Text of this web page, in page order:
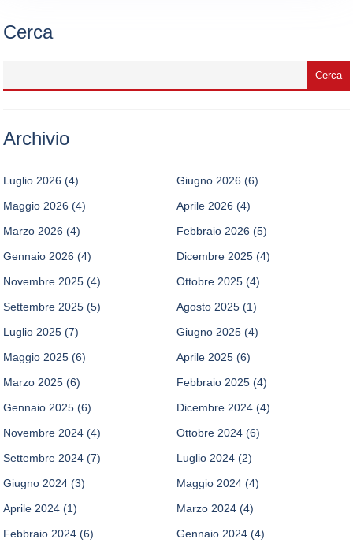
Cerca
Archivio
Luglio 2026 (4) Giugno 2026 (6)
Maggio 2026 (4) Aprile 2026 (4)
Marzo 2026 (4) Febbraio 2026 (5)
Gennaio 2026 (4) Dicembre 2025 (4)
Novembre 2025 (4) Ottobre 2025 (4)
Settembre 2025 (5) Agosto 2025 (1)
Luglio 2025 (7) Giugno 2025 (4)
Maggio 2025 (6) Aprile 2025 (6)
Marzo 2025 (6) Febbraio 2025 (4)
Gennaio 2025 (6) Dicembre 2024 (4)
Novembre 2024 (4) Ottobre 2024 (6)
Settembre 2024 (7) Luglio 2024 (2)
Giugno 2024 (3) Maggio 2024 (4)
Aprile 2024 (1) Marzo 2024 (4)
Febbraio 2024 (6) Gennaio 2024 (4)